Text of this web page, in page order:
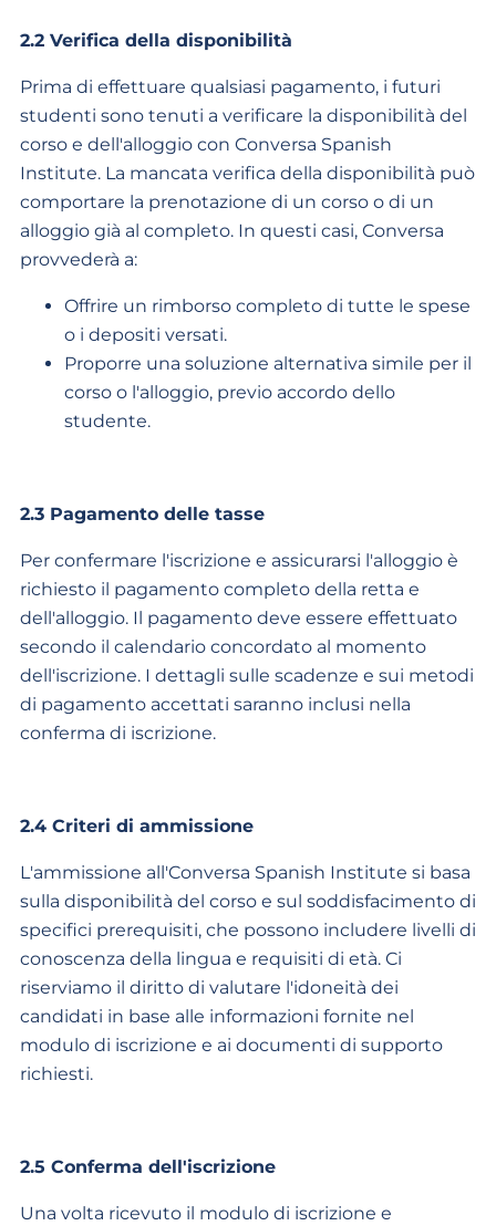
2.2 Verifica della disponibilità
Prima di effettuare qualsiasi pagamento, i futuri
studenti sono tenuti a verificare la disponibilità del
corso e dell'alloggio con Conversa Spanish
Institute. La mancata verifica della disponibilità può
comportare la prenotazione di un corso o di un
alloggio già al completo. In questi casi, Conversa
provvederà a:
Offrire un rimborso completo di tutte le spese
o i depositi versati.
Proporre una soluzione alternativa simile per il
corso o l'alloggio, previo accordo dello
studente.
2.3 Pagamento delle tasse
Per confermare l'iscrizione e assicurarsi l'alloggio è
richiesto il pagamento completo della retta e
dell'alloggio. Il pagamento deve essere effettuato
secondo il calendario concordato al momento
dell'iscrizione. I dettagli sulle scadenze e sui metodi
di pagamento accettati saranno inclusi nella
conferma di iscrizione.
2.4 Criteri di ammissione
L'ammissione all'Conversa Spanish Institute si basa
sulla disponibilità del corso e sul soddisfacimento di
specifici prerequisiti, che possono includere livelli di
conoscenza della lingua e requisiti di età. Ci
riserviamo il diritto di valutare l'idoneità dei
candidati in base alle informazioni fornite nel
modulo di iscrizione e ai documenti di supporto
richiesti.
2.5 Conferma dell'iscrizione
Una volta ricevuto il modulo di iscrizione e